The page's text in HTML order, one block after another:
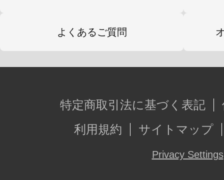
よくあるご質問
特定商取引法に基づく表記
利用規約
サイトマップ
Privacy Settings